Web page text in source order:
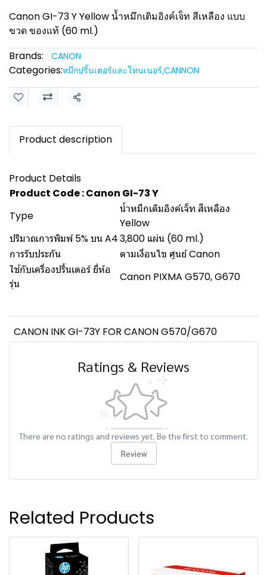
Canon GI-73 Y Yellow น้ำหมึกเติมอิงค์เจ็ท สีเหลือง แบบ
ขวด ของแท้ (60 ml.)
Brands:
CANON
Categories:หมึกปริ้นเตอร์และโทนเนอร์,CANNON
Share
Product description
Product Details
Product Code : Canon GI-73 Y
Type
น้ำหมึกเติมอิงค์เจ็ท สีเหลือง
Yellow
ปริมาณการพิมพ์ 5% บน A43,800 แผ่น (60 ml.)
การรับประกัน
ตามเงื่อนไข ศูนย์ Canon
ใช้กับเครื่องปริ้นเตอร์ ยี่ห้อ
รุ่น
Canon PIXMA G570, G670
CANON INK GI-73Y FOR CANON G570/G670
Ratings & Reviews
There are no ratings and reviews yet. Be the first to comment.
Review
Related Products